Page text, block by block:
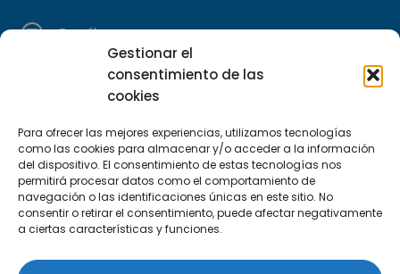
Gestionar el
consentimiento de las
cookies
Para ofrecer las mejores experiencias, utilizamos tecnologías
como las cookies para almacenar y/o acceder a la información
del dispositivo. El consentimiento de estas tecnologías nos
permitirá procesar datos como el comportamiento de
navegación o las identificaciones únicas en este sitio. No
consentir o retirar el consentimiento, puede afectar negativamente
a ciertas características y funciones.
Escríbenos
info@apte.org
Encuéntranos
C/Marie Curie, 35
29590 Campanillas, Málaga